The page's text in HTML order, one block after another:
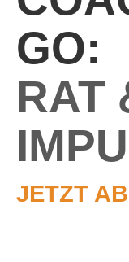
GO:
RAT
JETZT